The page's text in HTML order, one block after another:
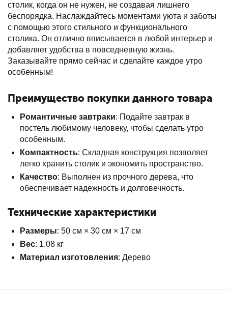
столик, когда он не нужен, не создавая лишнего
беспорядка. Наслаждайтесь моментами уюта и заботы
с помощью этого стильного и функционального
столика. Он отлично вписывается в любой интерьер и
добавляет удобства в повседневную жизнь.
Заказывайте прямо сейчас и сделайте каждое утро
особенным!
Преимущество покупки данного товара
Романтичные завтраки: Подайте завтрак в
постель любимому человеку, чтобы сделать утро
особенным.
Компактность: Складная конструкция позволяет
легко хранить столик и экономить пространство.
Качество: Выполнен из прочного дерева, что
обеспечивает надежность и долговечность.
Технические характеристики
Размеры: 50 см × 30 см × 17 см
Вес: 1.08 кг
Материал изготовления: Дерево